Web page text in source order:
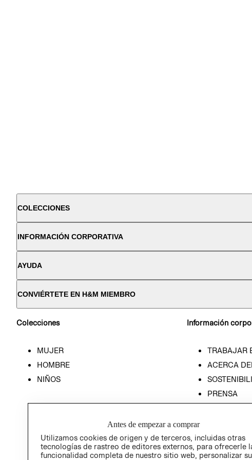
COLECCIONES
INFORMACIÓN CORPORATIVA
AYUDA
CONVIÉRTETE EN H&M MIEMBRO
Colecciones
MUJER
HOMBRE
NIÑOS
Información
TRABAJAR
ACERCA
PRENSA
RELACIÓN
POLÍTICA
Antes de empezar a comprar
Utilizamos cookies de origen y de terceros, incluidas otras
tecnologías de rastreo de editores externos, para ofrecerle
funcionalidad completa de nuestro sitio web, personalizar su